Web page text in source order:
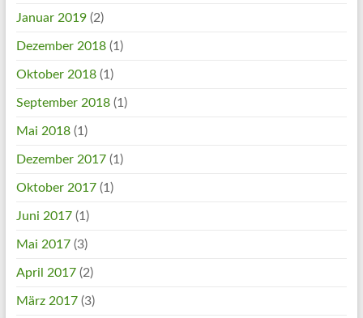
Januar 2019(2)
Dezember 2018(1)
Oktober 2018(1)
September 2018(1)
Mai 2018(1)
Dezember 2017(1)
Oktober 2017(1)
Juni 2017(1)
Mai 2017(3)
April 2017(2)
März 2017(3)